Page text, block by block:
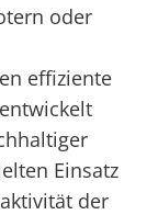
oder
effiziente
Einsatz
der